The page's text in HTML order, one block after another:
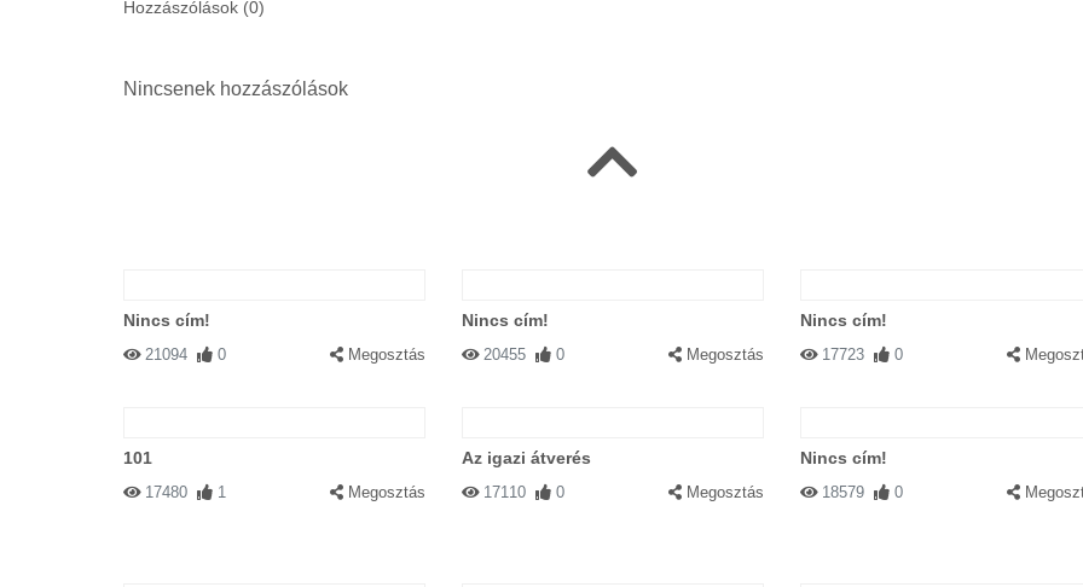
Hozzászólások (0)
Nincsenek hozzászólások
Nincs cím!
21094 0 Megosztás
Nincs cím!
20455 0 Megosztás
Nincs cím!
17723 0
101
17480 1 Megosztás
Az igazi átverés
17110 0 Megosztás
Nincs cím!
18579 0